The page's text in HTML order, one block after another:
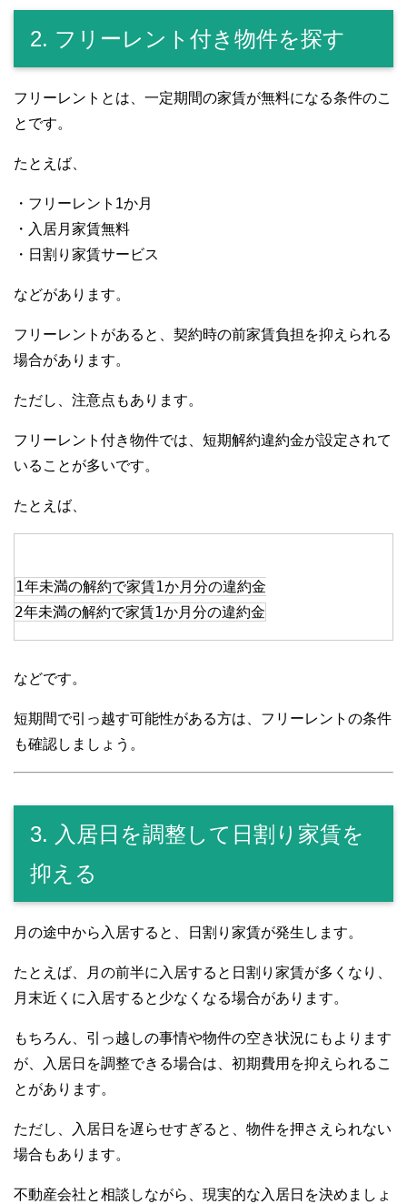
2. フリーレント付き物件を探す
フリーレントとは、一定期間の家賃が無料になる条件のこ
とです。
たとえば、
・フリーレント1か月
・入居月家賃無料
・日割り家賃サービス
などがあります。
フリーレントがあると、契約時の前家賃負担を抑えられる
場合があります。
ただし、注意点もあります。
フリーレント付き物件では、短期解約違約金が設定されて
いることが多いです。
たとえば、
1年未満の解約で家賃1か月分の違約金
2年未満の解約で家賃1か月分の違約金
などです。
短期間で引っ越す可能性がある方は、フリーレントの条件
も確認しましょう。
3. 入居日を調整して日割り家賃を
抑える
月の途中から入居すると、日割り家賃が発生します。
たとえば、月の前半に入居すると日割り家賃が多くなり、
月末近くに入居すると少なくなる場合があります。
もちろん、引っ越しの事情や物件の空き状況にもよります
が、入居日を調整できる場合は、初期費用を抑えられるこ
とがあります。
ただし、入居日を遅らせすぎると、物件を押さえられない
場合もあります。
不動産会社と相談しながら、現実的な入居日を決めましょ